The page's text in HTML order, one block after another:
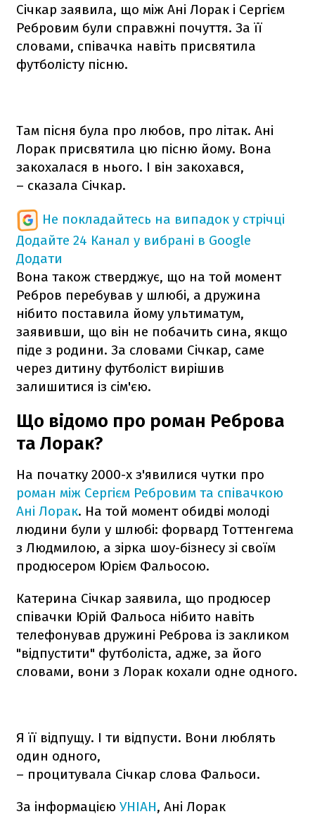
Січкар заявила, що між Ані Лорак і Сергієм
Ребровим були справжні почуття. За її
словами, співачка навіть присвятила
футболісту пісню.
Там пісня була про любов, про літак. Ані
Лорак присвятила цю пісню йому. Вона
закохалася в нього. І він закохався,
– сказала Січкар.
Не покладайтесь на випадок у стрічці
Додайте 24 Канал у вибрані в Google
Додати
Вона також стверджує, що на той момент
Ребров перебував у шлюбі, а дружина
нібито поставила йому ультиматум,
заявивши, що він не побачить сина, якщо
піде з родини. За словами Січкар, саме
через дитину футболіст вирішив
залишитися із сім'єю.
Що відомо про роман Реброва
та Лорак?
На початку 2000-х з'явилися чутки про
роман між Сергієм Ребровим та співачкою
Ані Лорак. На той момент обидві молоді
людини були у шлюбі: форвард Тоттенгема
з Людмилою, а зірка шоу-бізнесу зі своїм
продюсером Юрієм Фальосою.
Катерина Січкар заявила, що продюсер
співачки Юрій Фальоса нібито навіть
телефонував дружині Реброва із закликом
"відпустити" футболіста, адже, за його
словами, вони з Лорак кохали одне одного.
Я її відпущу. І ти відпусти. Вони люблять
один одного,
– процитувала Січкар слова Фальоси.
За інформацією УНІАН, Ані Лорак